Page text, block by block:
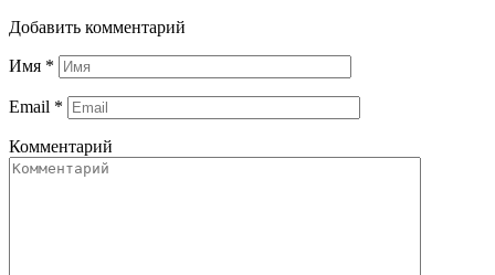
Добавить комментарий
Имя *
Email *
Комментарий